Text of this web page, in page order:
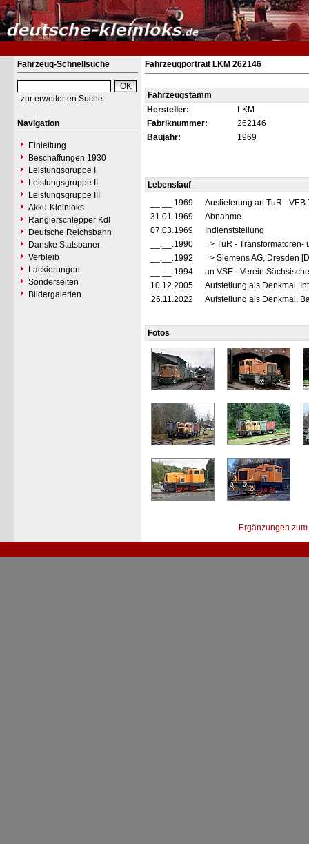
Fahrzeug-Schnellsuche
zur erweiterten Suche
Navigation
Einleitung
Beschaffungen 1930
Leistungsgruppe I
Leistungsgruppe II
Leistungsgruppe III
Akku-Kleinloks
Rangierschlepper Kdl
Deutsche Reichsbahn
Danske Statsbaner
Verbleib
Lackierungen
Sonderseiten
Bildergalerien
Fahrzeugportrait LKM 262146
Fahrzeugstamm
Hersteller:
LKM
Fabriknummer:
262146
Baujahr:
1969
Lebenslauf
__.__.1969
Auslieferung an TuR -
31.01.1969
Abnahme
07.03.1969
Indienststellung
__.__.1990
=> TuR -
__.__.1992
=> Siemens AG, Dresden
__.__.1994
an VSE - Verein
10.12.2005
Aufstellung als Denkmal,
26.11.2022
Aufstellung als Denkmal,
Fotos
Ergänzungen